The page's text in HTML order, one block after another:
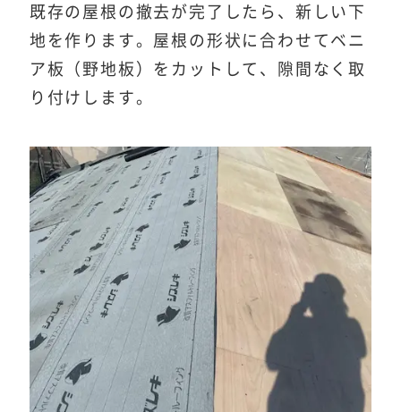
既存の屋根の撤去が完了したら、新しい下
地を作ります。屋根の形状に合わせてベニ
ア板（野地板）をカットして、隙間なく取
り付けします。